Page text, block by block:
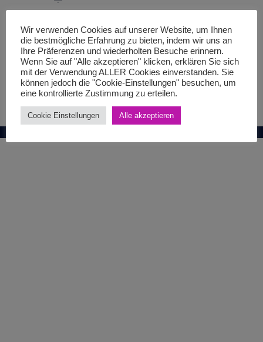
Exportiere eine .ICS Datei
Importiere in den Google Kalender
Wir verwenden Cookies auf unserer Website, um Ihnen
die bestmögliche Erfahrung zu bieten, indem wir uns an
Ihre Präferenzen und wiederholten Besuche erinnern.
Wenn Sie auf "Alle akzeptieren" klicken, erklären Sie sich
mit der Verwendung ALLER Cookies einverstanden. Sie
können jedoch die "Cookie-Einstellungen" besuchen, um
eine kontrollierte Zustimmung zu erteilen.
Cookie Einstellungen Alle akzeptieren